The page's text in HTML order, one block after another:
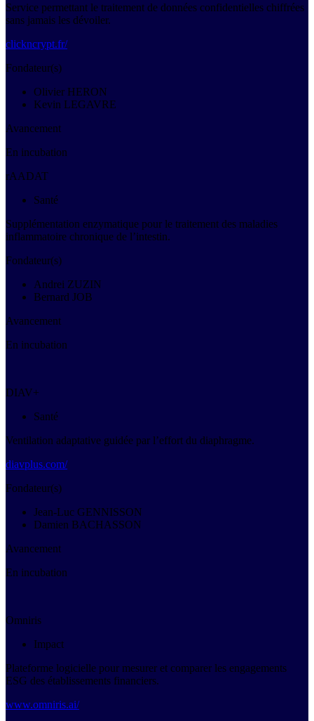
Service permettant le traitement de données confidentielles chiffrées
sans jamais les dévoiler.
clickncrypt.fr/
Fondateur(s)
Olivier HERON
Kevin LEGAVRE
Avancement
En incubation
rAADAT
Santé
Supplémentation enzymatique pour le traitement des maladies
inflammatoire chronique de l’intestin.
Fondateur(s)
Andrei ZUZIN
Bernard JOB
Avancement
En incubation
DIAV+
Santé
Ventilation adaptative guidée par l’effort du diaphragme.
diavplus.com/
Fondateur(s)
Jean-Luc GENNISSON
Damien BACHASSON
Avancement
En incubation
Omniris
Impact
Plateforme logicielle pour mesurer et comparer les engagements
ESG des établissements financiers.
www.omniris.ai/